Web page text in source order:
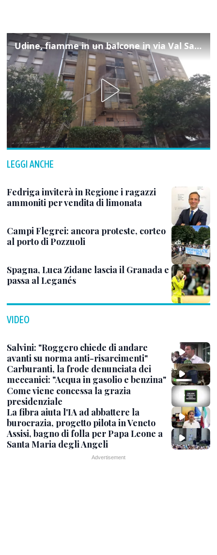
Udine, fiamme in un balcone in via Val Saisera: intervengono i pompieri
LEGGI ANCHE
Fedriga inviterà in Regione i ragazzi
ammoniti per vendita di limonata
Campi Flegrei: ancora proteste, corteo
al porto di Pozzuoli
Spagna, Luca Zidane lascia il Granada e
passa al Leganés
VIDEO
Salvini: "Roggero chiede di andare
avanti su norma anti-risarcimenti"
Carburanti, la frode denunciata dei
meccanici: "Acqua in gasolio e benzina"
Come viene concessa la grazia
presidenziale
La fibra aiuta l'IA ad abbattere la
burocrazia, progetto pilota in Veneto
Assisi, bagno di folla per Papa Leone a
Santa Maria degli Angeli